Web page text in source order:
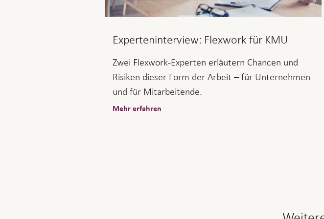
Experteninterview: Flexwork für KMU
Zwei Flexwork-Experten erläutern Chancen und
Risiken dieser Form der Arbeit – für Unternehmen
und für Mitarbeitende.
Mehr erfahren